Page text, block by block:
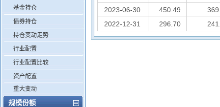
基金持仓
债券持仓
持仓变动走势
行业配置
行业配置比较
资产配置
重大变动
规模份额
2023-06-30
450.49
2022-12-31
296.70